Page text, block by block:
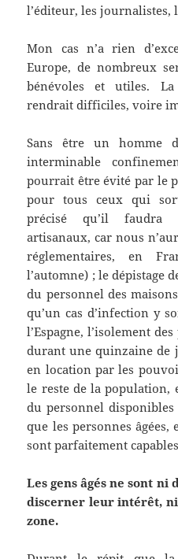
l’éditeur, les journalistes,
Mon cas n’a rien
Europe, de nombreux
bénévoles et utiles.
rendrait difficiles, voire
Sans être un homme
interminable
pourrait être évité par le
pour tous ceux qui
précisé qu’il faudra
artisanaux, car nous
réglementaires, en
l’automne) ; le dépistage
du personnel des
qu’un cas d’infection y
l’Espagne, l’isolement
durant une quinzaine de
en location par les
le reste de la
du personnel
que les personnes
sont parfaitement
Les gens âgés ne sont ni
discerner leur intérêt, ni
zone.